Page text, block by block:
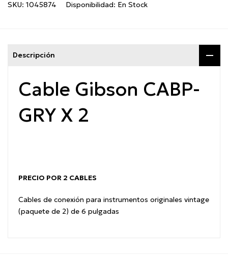
SKU: 1045874 Disponibilidad: En Stock
Descripción
Cable Gibson CABP-
GRY X 2
PRECIO POR 2 CABLES
Cables de conexión para instrumentos originales vintage
(paquete de 2) de 6 pulgadas